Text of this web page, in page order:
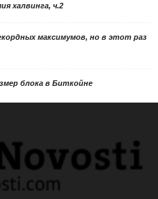
халвинга, ч.2
максимумов, но в этот раз
блока в Биткойне